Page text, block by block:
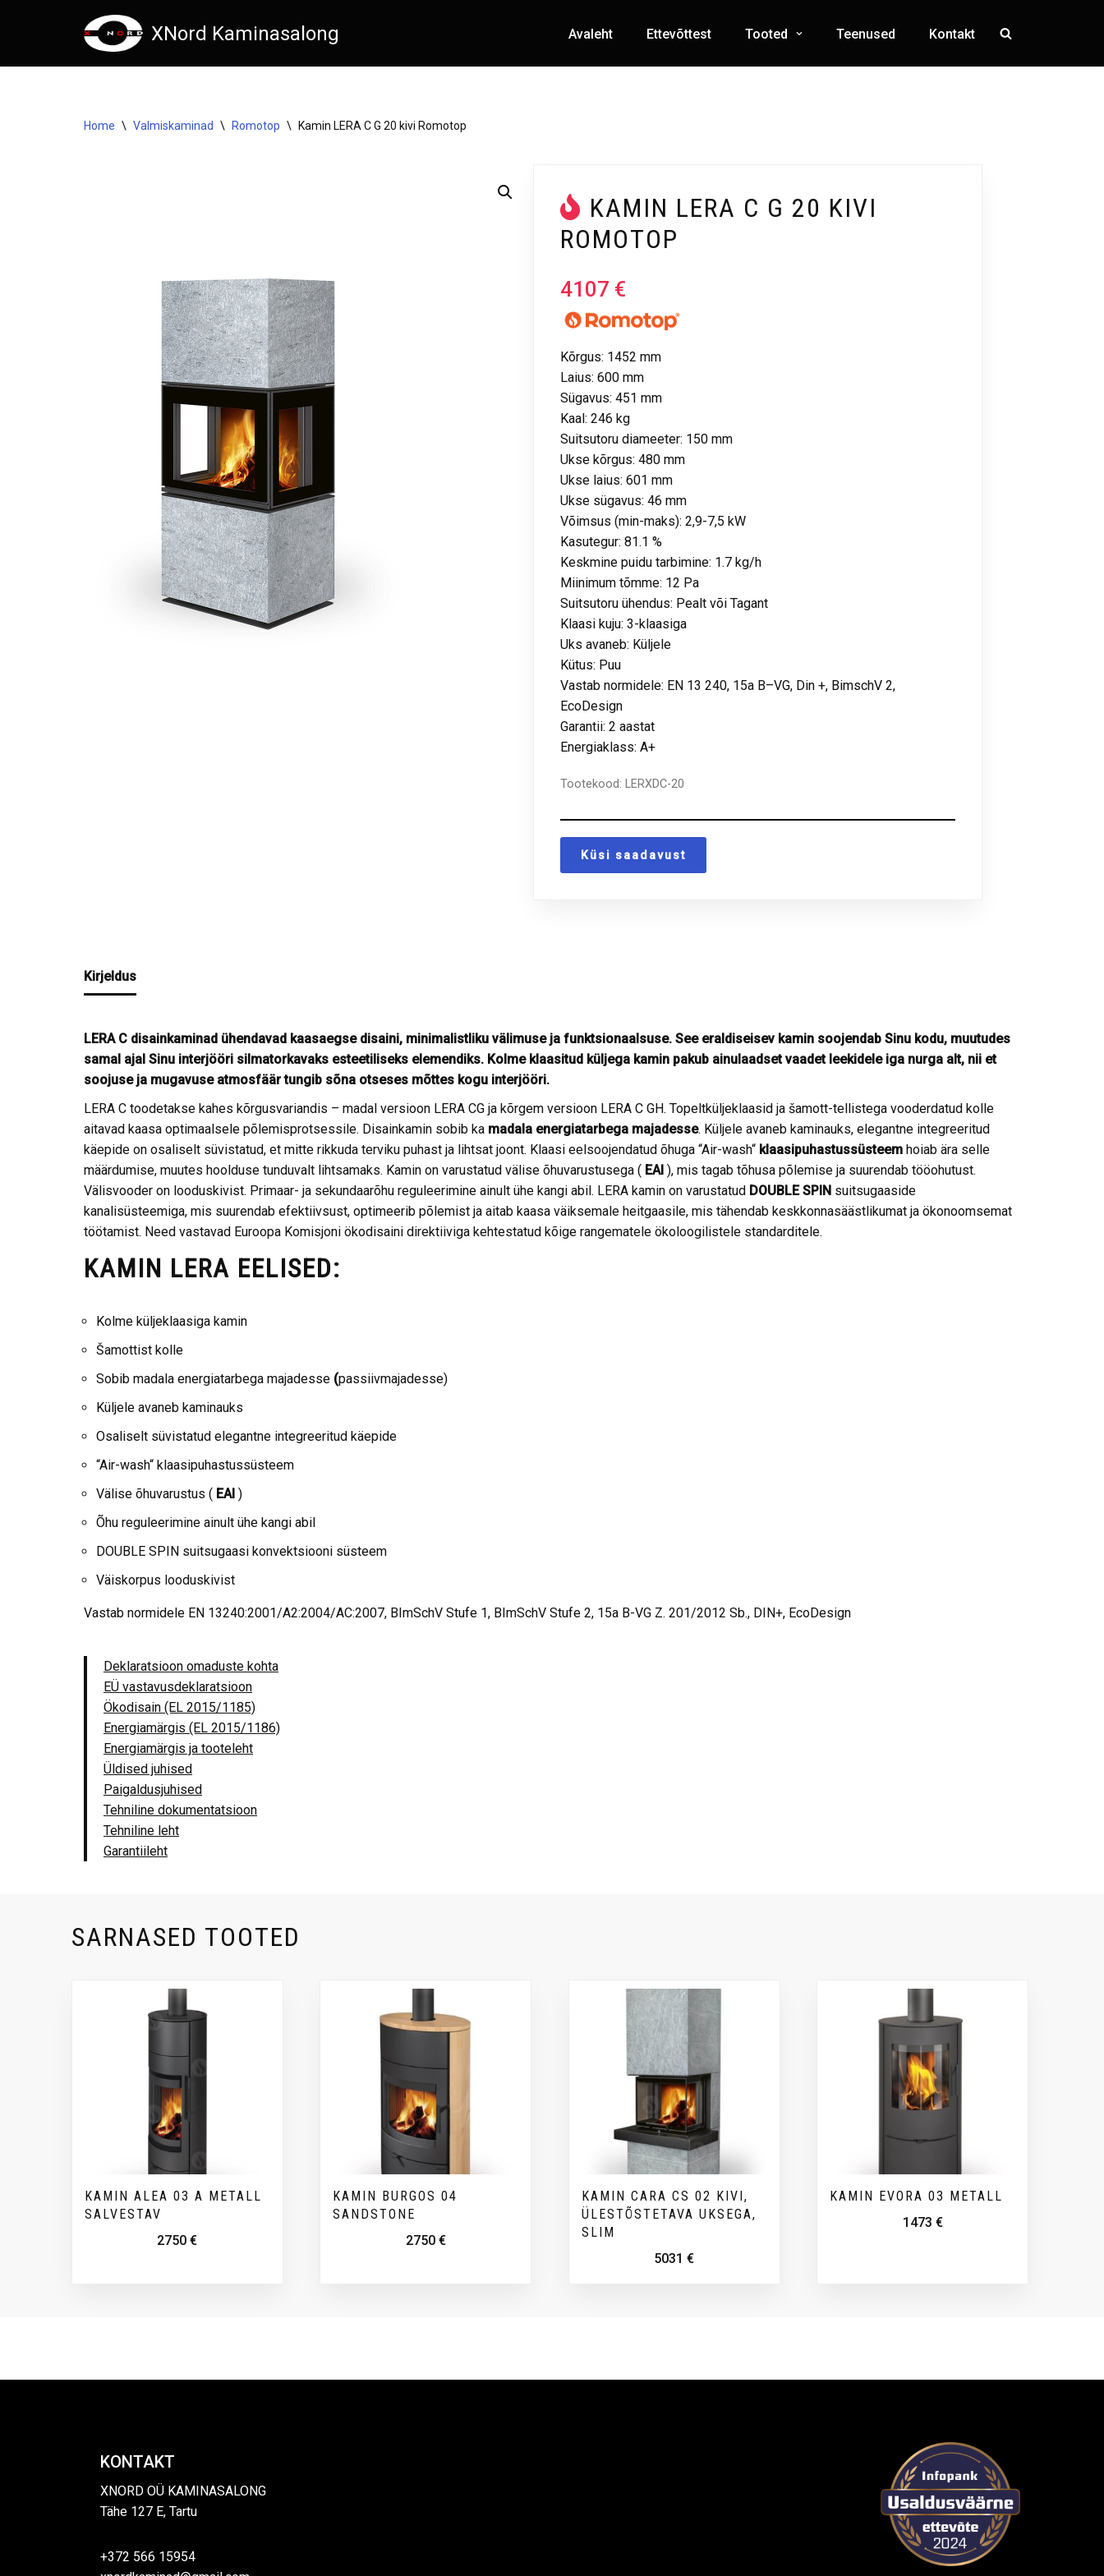
to
XNord Kaminasalong Avaleht Ettevõttest Tooted Teenused Kontakt
Home \ Valmiskaminad \ Romotop \ Kamin LERA C G 20 kivi Romotop
KAMIN LERA C G 20 KIVI
ROMOTOP
4107 €
Kõrgus: 1452 mm
Laius: 600 mm
Sügavus: 451 mm
Kaal: 246 kg
Suitsutoru diameeter: 150 mm
Ukse kõrgus: 480 mm
Ukse laius: 601 mm
Ukse sügavus: 46 mm
Võimsus (min-maks): 2,9-7,5 kW
Kasutegur: 81.1 %
Keskmine puidu tarbimine: 1.7 kg/h
Miinimum tõmme: 12 Pa
Suitsutoru ühendus: Pealt või Tagant
Klaasi kuju: 3-klaasiga
Uks avaneb: Küljele
Kütus: Puu
Vastab normidele: EN 13 240, 15a B–VG, Din +, BimschV 2,
EcoDesign
Garantii: 2 aastat
Energiaklass: A+
Tootekood:LERXDC-20
Küsi saadavust
Kirjeldus
LERA C disainkaminad ühendavad kaasaegse disaini, minimalistliku välimuse ja funktsionaalsuse. See eraldiseisev kamin soojendab Sinu kodu, muutudes
samal ajal Sinu interjööri silmatorkavaks esteetiliseks elemendiks. Kolme klaasitud küljega kamin pakub ainulaadset vaadet leekidele iga nurga alt, nii et
soojuse ja mugavuse atmosfäär tungib sõna otseses mõttes kogu interjööri.
LERA C toodetakse kahes kõrgusvariandis – madal versioon LERA CG ja kõrgem versioon LERA C GH. Topeltküljeklaasid ja šamott-tellistega vooderdatud kolle
aitavad kaasa optimaalsele põlemisprotsessile. Disainkamin sobib ka madala energiatarbega majadesse. Küljele avaneb kaminauks, elegantne integreeritud
käepide on osaliselt süvistatud, et mitte rikkuda terviku puhast ja lihtsat joont. Klaasi eelsoojendatud õhuga “Air-wash“ klaasipuhastussüsteem hoiab ära selle
määrdumise, muutes hoolduse tunduvalt lihtsamaks. Kamin on varustatud välise õhuvarustusega ( EAI ), mis tagab tõhusa põlemise ja suurendab tööohutust.
Välisvooder on looduskivist. Primaar- ja sekundaarõhu reguleerimine ainult ühe kangi abil. LERA kamin on varustatud DOUBLE SPIN suitsugaaside
kanalisüsteemiga, mis suurendab efektiivsust, optimeerib põlemist ja aitab kaasa väiksemale heitgaasile, mis tähendab keskkonnasäästlikumat ja ökonoomsemat
töötamist. Need vastavad Euroopa Komisjoni ökodisaini direktiiviga kehtestatud kõige rangematele ökoloogilistele standarditele.
KAMIN LERA EELISED:
Kolme küljeklaasiga kamin
Šamottist kolle
Sobib madala energiatarbega majadesse (passiivmajadesse)
Küljele avaneb kaminauks
Osaliselt süvistatud elegantne integreeritud käepide
“Air-wash“ klaasipuhastussüsteem
Välise õhuvarustus ( EAI )
Õhu reguleerimine ainult ühe kangi abil
DOUBLE SPIN suitsugaasi konvektsiooni süsteem
Väiskorpus looduskivist
Vastab normidele EN 13240:2001/A2:2004/AC:2007, BImSchV Stufe 1, BImSchV Stufe 2, 15a B-VG Z. 201/2012 Sb., DIN+, EcoDesign
Deklaratsioon omaduste kohta
EÜ vastavusdeklaratsioon
Ökodisain (EL 2015/1185)
Energiamärgis (EL 2015/1186)
Energiamärgis ja tooteleht
Üldised juhised
Paigaldusjuhised
Tehniline dokumentatsioon
Tehniline leht
Garantiileht
SARNASED TOOTED
KAMIN ALEA 03 A METALL
SALVESTAV
2750€
KAMIN BURGOS 04
SANDSTONE
2750 €
KAMIN CARA CS 02 KIVI,
ÜLESTÕSTETAVA UKSEGA,
SLIM
5031€
KAMIN EVORA 03 METALL
1473 €
KONTAKT
XNORD OÜ KAMINASALONG
Tähe 127 E, Tartu
+372 566 15954